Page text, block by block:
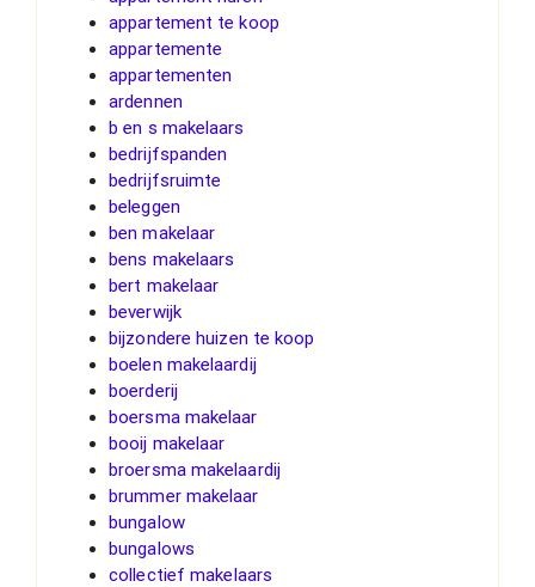
appartement te koop
appartemente
appartementen
ardennen
b en s makelaars
bedrijfspanden
bedrijfsruimte
beleggen
ben makelaar
bens makelaars
bert makelaar
beverwijk
bijzondere huizen te koop
boelen makelaardij
boerderij
boersma makelaar
booij makelaar
broersma makelaardij
brummer makelaar
bungalow
bungalows
collectief makelaars